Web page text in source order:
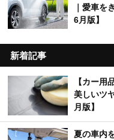
｜愛車を
6月版】
新着記事
【カー用
美しいツ
月版】
夏の車内